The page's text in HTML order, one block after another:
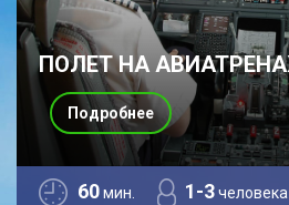
ПОЛЕТ НА
60мин. 1-3человека
Подробнее